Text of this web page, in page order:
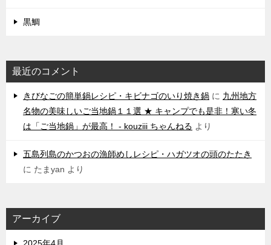
黒鯛
最近のコメント
きびなごの簡単鍋レシピ・キビナゴのいり焼き鍋 に 九州地方
名物の美味しいご当地鍋１１選 ★ キャンプでも是非！寒い冬
は「ご当地鍋」が最高！ - kouziii ちゃんねる より
五島列島のかつおの漁師めしレシピ・ハガツオの頭のたたき
に たまyan より
アーカイブ